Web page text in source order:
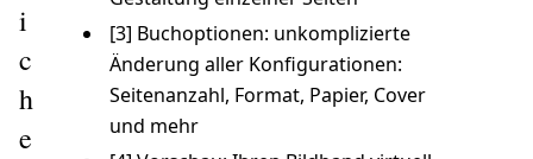
i
c
h
e
[3] Buchoptionen: unkomplizierte
Änderung aller Konfigurationen:
Seitenanzahl, Format, Papier, Cover
und mehr